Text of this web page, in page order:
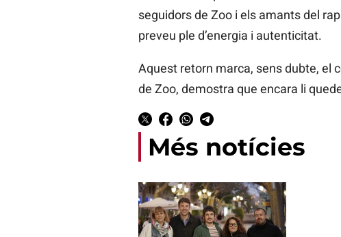
seguidors de Zoo i els amants del
preveu ple d’energia i autenticitat.
Aquest retorn marca, sens dubte, el
de Zoo, demostra que encara li
Més notícies